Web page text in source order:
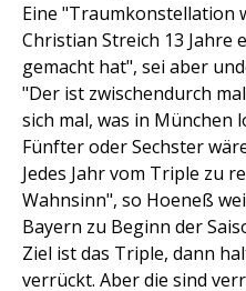
Eine "Traumkonstellation
Christian Streich 13 Jahre
gemacht hat", sei aber
"Der ist zwischendurch
sich mal, was in München
Fünfter oder Sechster
Jedes Jahr vom Triple zu
Wahnsinn", so Hoeneß
Bayern zu Beginn der
Ziel ist das Triple, dann
verrückt. Aber die sind